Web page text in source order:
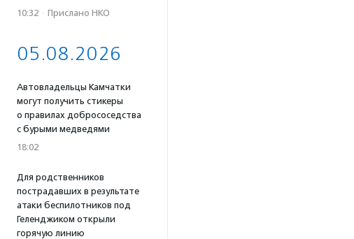
10:32 · Прислано НКО
05.08.2026
Автовладельцы Камчатки
могут получить стикеры
о правилах добрососедства
с бурыми медведями
18:02
Для родственников
пострадавших в результате
атаки беспилотников под
Геленджиком открыли
горячую линию